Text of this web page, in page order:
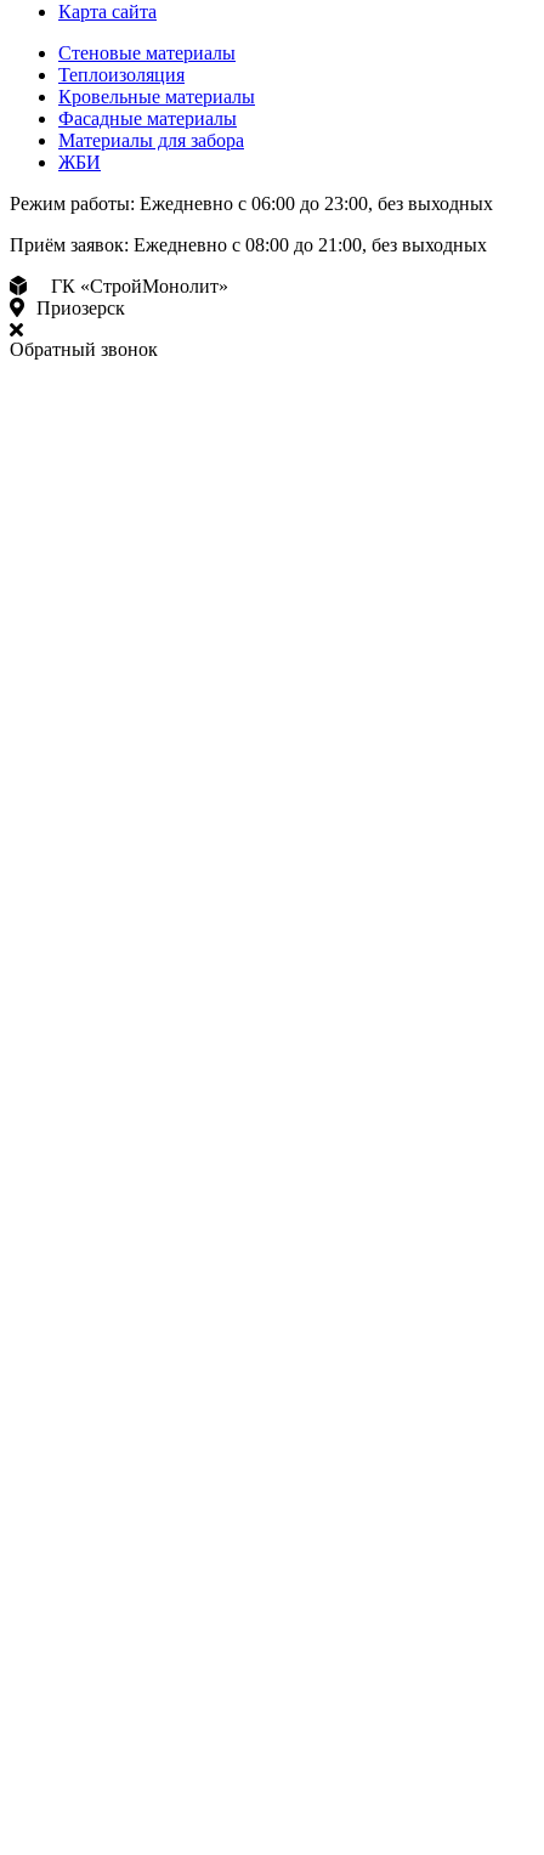
Карта сайта
Стеновые материалы
Теплоизоляция
Кровельные материалы
Фасадные материалы
Материалы для забора
ЖБИ
Режим работы: Ежедневно с 06:00 до 23:00, без выходных
Приём заявок: Ежедневно с 08:00 до 21:00, без выходных
ГК «СтройМонолит»
Приозерск
Обратный звонок